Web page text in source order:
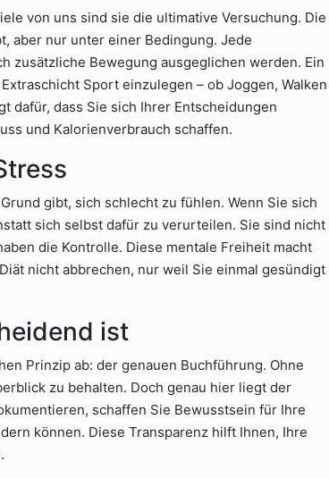
von uns sind sie die ultimative Versuchung. Die
aber nur unter einer Bedingung. Jede
zusätzliche Bewegung ausgeglichen werden. Ein
Sport einzulegen – ob Joggen, Walken
dafür, dass Sie sich Ihrer Entscheidungen
und Kalorienverbrauch schaffen.
gibt, sich schlecht zu fühlen. Wenn Sie sich
sich selbst dafür zu verurteilen. Sie sind nicht
die Kontrolle. Diese mentale Freiheit macht
nicht abbrechen, nur weil Sie einmal gesündigt
ist
Prinzip ab: der genauen Buchführung. Ohne
zu behalten. Doch genau hier liegt der
schaffen Sie Bewusstsein für Ihre
können. Diese Transparenz hilft Ihnen, Ihre